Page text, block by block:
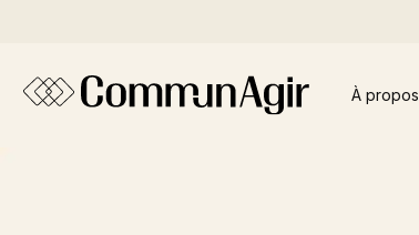
À propos